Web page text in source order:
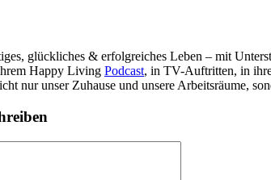
glückliches & erfolgreiches Leben – mit
Happy Living Podcast, in TV-Auftritten, in
nur unser Zuhause und unsere Arbeitsräume,